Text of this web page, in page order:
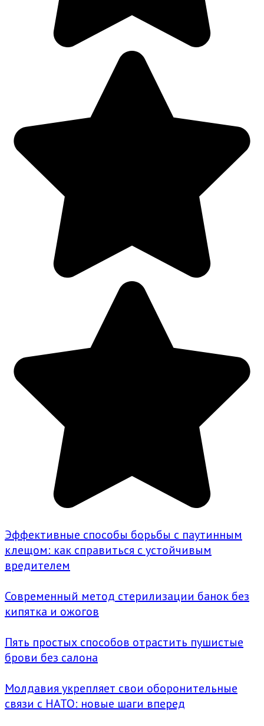
Эффективные способы борьбы с паутинным
клещом: как справиться с устойчивым
вредителем
Современный метод стерилизации банок без
кипятка и ожогов
Пять простых способов отрастить пушистые
брови без салона
Молдавия укрепляет свои оборонительные
связи с НАТО: новые шаги вперед